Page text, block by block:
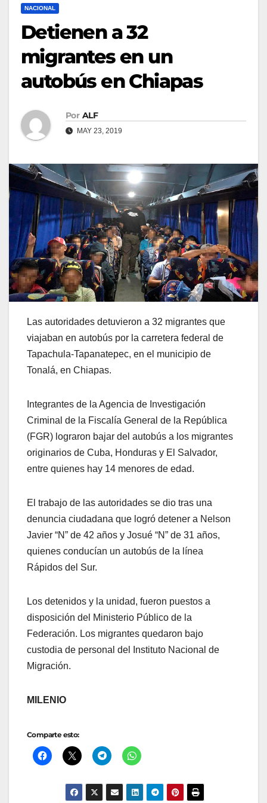
NACIONAL
Detienen a 32
migrantes en un
autobús en Chiapas
Por ALF
MAY 23, 2019
Las autoridades detuvieron a 32 migrantes que
viajaban en autobús por la carretera federal de
Tapachula-Tapanatepec, en el municipio de
Tonalá, en Chiapas.
Integrantes de la Agencia de Investigación
Criminal de la Fiscalía General de la República
(FGR) lograron bajar del autobús a los migrantes
originarios de Cuba, Honduras y El Salvador,
entre quienes hay 14 menores de edad.
El trabajo de las autoridades se dio tras una
denuncia ciudadana que logró detener a Nelson
Javier “N” de 42 años y Josué “N” de 31 años,
quienes conducían un autobús de la línea
Rápidos del Sur.
Los detenidos y la unidad, fueron puestos a
disposición del Ministerio Público de la
Federación. Los migrantes quedaron bajo
custodia de personal del Instituto Nacional de
Migración.
MILENIO
Comparte esto: